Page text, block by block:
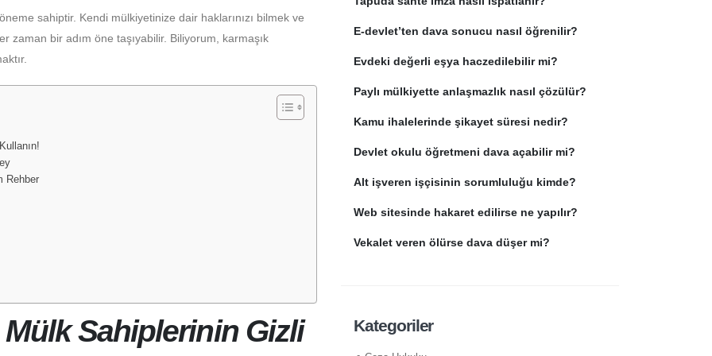
sahiptir. Kendi mülkiyetinize dair haklarınızı bilmek ve
zaman bir adım öne taşıyabilir. Biliyorum, karmaşık
Rehber
Mülk Sahiplerinin Gizli
E-devlet’ten dava sonucu nasıl öğrenilir?
Evdeki değerli eşya haczedilebilir mi?
Paylı mülkiyette anlaşmazlık nasıl çözülür?
Kamu ihalelerinde şikayet süresi nedir?
Devlet okulu öğretmeni dava açabilir mi?
Alt işveren işçisinin sorumluluğu kimde?
Web sitesinde hakaret edilirse ne yapılır?
Vekalet veren ölürse dava düşer mi?
Kategoriler